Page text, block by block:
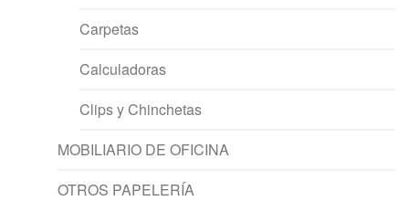
Carpetas
Calculadoras
Clips y Chinchetas
MOBILIARIO DE OFICINA
OTROS PAPELERÍA